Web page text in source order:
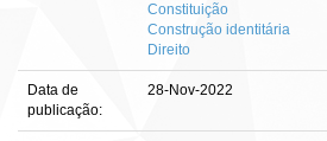
Constituição
Construção identitária
Direito
Data de
publicação:
28-Nov-2022